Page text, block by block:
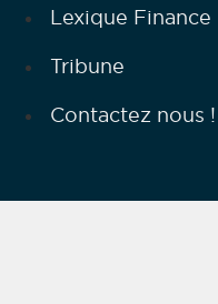
Lexique Finance
Tribune
Contactez nous !